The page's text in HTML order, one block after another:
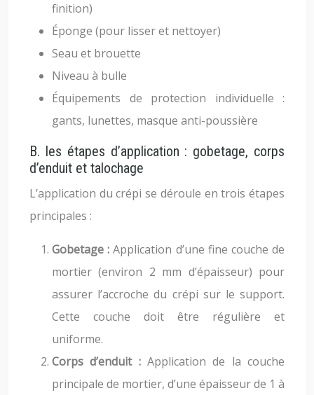
finition)
Éponge (pour lisser et nettoyer)
Seau et brouette
Niveau à bulle
Équipements de protection individuelle :
gants, lunettes, masque anti-poussière
B. les étapes d’application : gobetage, corps
d’enduit et talochage
L’application du crépi se déroule en trois étapes
principales :
Gobetage :Application d’une fine couche de
mortier (environ 2 mm d’épaisseur) pour
assurer l’accroche du crépi sur le support.
Cette couche doit être régulière et
uniforme.
Corps d’enduit : Application de la couche
principale de mortier, d’une épaisseur de 1 à